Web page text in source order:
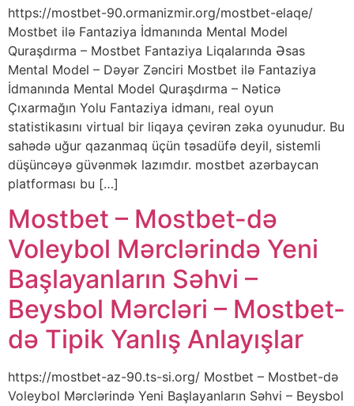
https://mostbet-90.ormanizmir.org/mostbet-elaqe/
Mostbet ilə Fantaziya İdmanında Mental Model
Quraşdırma – Mostbet Fantaziya Liqalarında Əsas
Mental Model – Dəyər Zənciri Mostbet ilə Fantaziya
İdmanında Mental Model Quraşdırma – Nəticə
Çıxarmağın Yolu Fantaziya idmanı, real oyun
statistikasını virtual bir liqaya çevirən zəka oyunudur. Bu
sahədə uğur qazanmaq üçün təsadüfə deyil, sistemli
düşüncəyə güvənmək lazımdır. mostbet azərbaycan
platforması bu […]
Mostbet – Mostbet-də
Voleybol Mərclərində Yeni
Başlayanların Səhvi –
Beysbol Mərcləri – Mostbet-
də Tipik Yanlış Anlayışlar
https://mostbet-az-90.ts-si.org/ Mostbet – Mostbet-də
Voleybol Mərclərində Yeni Başlayanların Səhvi – Beysbol